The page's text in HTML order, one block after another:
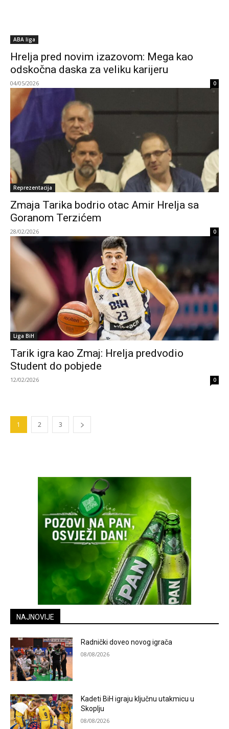
ABA liga
Hrelja pred novim izazovom: Mega kao
odskočna daska za veliku karijeru
04/05/2026 0
Reprezentacija
Zmaja Tarika bodrio otac Amir Hrelja sa
Goranom Terzićem
28/02/2026 0
Liga BiH
Tarik igra kao Zmaj: Hrelja predvodio
Student do pobjede
12/02/2026 0
1 2 3
NAJNOVIJE
Radnički doveo novog igrača
08/08/2026
Kadeti BiH igraju ključnu utakmicu u
Skoplju
08/08/2026